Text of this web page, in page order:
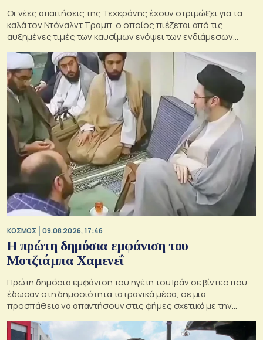
Οι νέες απαιτήσεις της Τεχεράνης έχουν στριμώξει για τα
καλά τον Ντόναλντ Τραμπ, ο οποίος πιέζεται από τις
αυξημένες τιμές των καυσίμων ενόψει των ενδιάμεσων
εκλογών του Νοεμβρίου στις ΗΠΑ
ΚΟΣΜΟΣ 09.08.2026, 17:46
Η πρώτη δημόσια εμφάνιση του
Μοτζτάμπα Χαμενεΐ
Πρώτη δημόσια εμφάνιση του ηγέτη του Ιράν σε βίντεο που
έδωσαν στη δημοσιότητα τα ιρανικά μέσα, σε μια
προσπάθεια να απαντήσουν στις φήμες σχετικά με την